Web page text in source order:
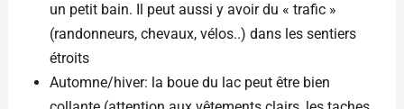
un petit bain. Il peut aussi y avoir du « trafic »
(randonneurs, chevaux, vélos..) dans les sentiers
étroits
Automne/hiver: la boue du lac peut être bien